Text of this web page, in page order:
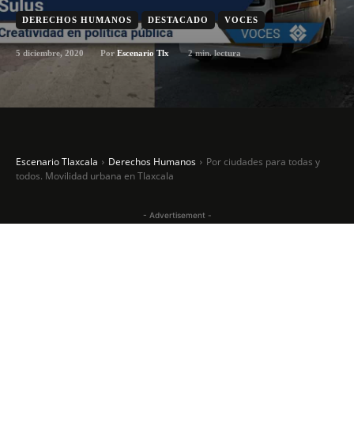
DERECHOS HUMANOS DESTACADO VOCES
5 diciembre, 2020 Por Escenario Tlx 2min. lectura
Escenario Tlaxcala Derechos Humanos
Por ciudades para todas y
todos. Movilidad urbana en Tlaxcala
- Advertisement -